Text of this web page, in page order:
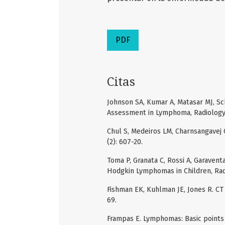
PDF
Citas
Johnson SA, Kumar A, Matasar MJ,
Assessment in Lymphoma,
Chul S, Medeiros LM,
(2): 607-20.
Toma P, Granata C, Rossi A,
Hodgkin Lymphomas in Children,
Fishman EK, Kuhlman JE, Jones R.
69.
Frampas E. Lymphomas: Basic